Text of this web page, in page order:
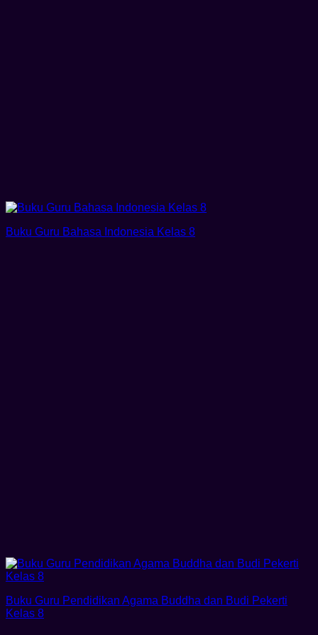
Buku Guru Bahasa Indonesia Kelas 8
Buku Guru Pendidikan Agama Buddha dan Budi Pekerti
Kelas 8